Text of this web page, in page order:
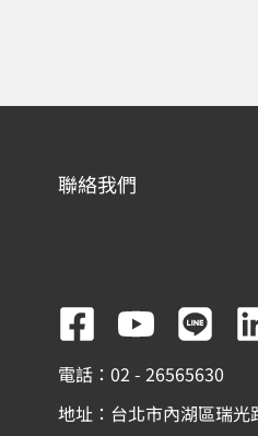
聯絡我們
F
a
c
Y
o
u
L
i
n
電話：02 - 26565630
地址：台北市內湖區瑞